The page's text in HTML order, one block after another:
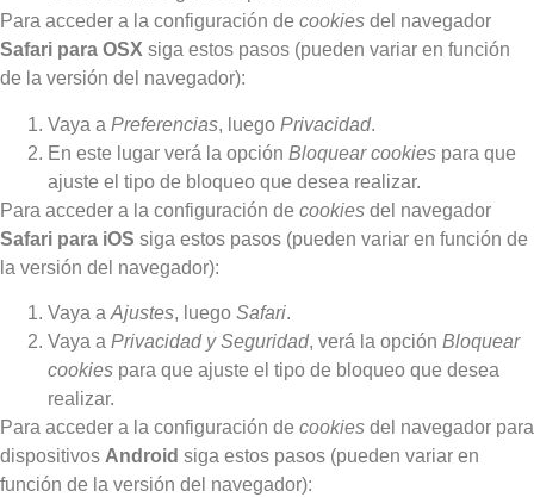
Para acceder a la configuración de cookies del navegador
Safari para OSX siga estos pasos (pueden variar en función
de la versión del navegador):
Vaya a Preferencias, luego Privacidad.
En este lugar verá la opción Bloquear cookies para que
ajuste el tipo de bloqueo que desea realizar.
Para acceder a la configuración de cookies del navegador
Safari para iOS siga estos pasos (pueden variar en función de
la versión del navegador):
Vaya a Ajustes, luego Safari.
Vaya a Privacidad y Seguridad, verá la opción Bloquear
cookies para que ajuste el tipo de bloqueo que desea
realizar.
Para acceder a la configuración de cookies del navegador para
dispositivos Android siga estos pasos (pueden variar en
función de la versión del navegador):